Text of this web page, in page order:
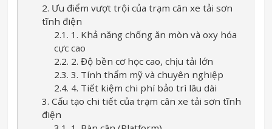
2. Ưu điểm vượt trội của trạm cân xe tải sơn
tĩnh điện
2.1. 1. Khả năng chống ăn mòn và oxy hóa
cực cao
2.2. 2. Độ bền cơ học cao, chịu tải lớn
2.3. 3. Tính thẩm mỹ và chuyên nghiệp
2.4. 4. Tiết kiệm chi phí bảo trì lâu dài
3. Cấu tạo chi tiết của trạm cân xe tải sơn tĩnh
điện